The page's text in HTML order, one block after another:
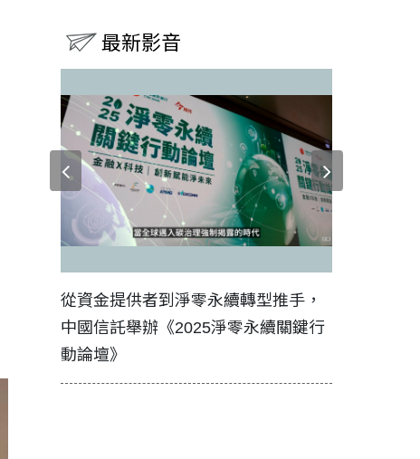
最新影音
從資金提供者到淨零永續轉型推手，
中國信託舉辦《2025淨零永續關鍵行
動論壇》